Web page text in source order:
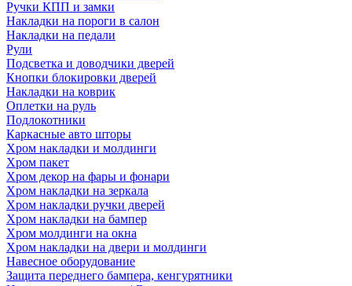
Ручки КПП и замки
Накладки на пороги в салон
Накладки на педали
Рули
Подсветка и доводчики дверей
Кнопки блокировки дверей
Накладки на коврик
Оплетки на руль
Подлокотники
Каркасные авто шторы
Хром накладки и молдинги
Хром пакет
Хром декор на фары и фонари
Хром накладки на зеркала
Хром накладки ручки дверей
Хром накладки на бампер
Хром молдинги на окна
Хром накладки на двери и молдинги
Навесное оборудование
Защита переднего бампера, кенгурятники